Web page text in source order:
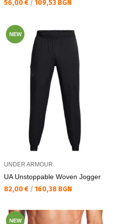
Текуща цена:
56,00 € / 109,53 BGN
NEW
UNDER ARMOUR
UA Unstoppable Woven Jogger
Текуща цена:
82,00 € / 160,38 BGN
NEW